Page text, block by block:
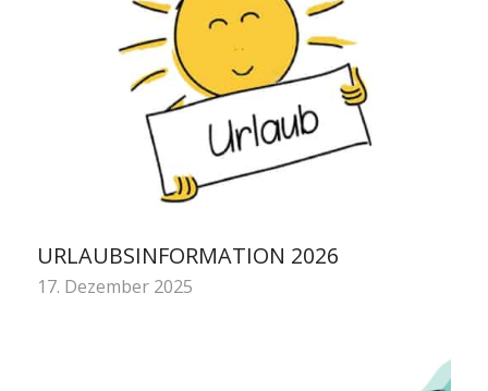
URLAUBSINFORMATION 2026
17. Dezember 2025